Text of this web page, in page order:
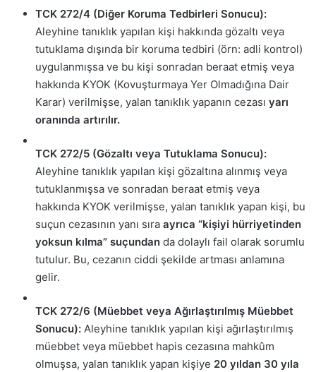
TCK 272/4 (Diğer Koruma Tedbirleri Sonucu):
Aleyhine tanıklık yapılan kişi hakkında gözaltı veya
tutuklama dışında bir koruma tedbiri (örn: adli kontrol)
uygulanmışsa ve bu kişi sonradan beraat etmiş veya
hakkında KYOK (Kovuşturmaya Yer Olmadığına Dair
Karar) verilmişse, yalan tanıklık yapanın cezası yarı
oranında artırılır.
TCK 272/5 (Gözaltı veya Tutuklama Sonucu):
Aleyhine tanıklık yapılan kişi gözaltına alınmış veya
tutuklanmışsa ve sonradan beraat etmiş veya
hakkında KYOK verilmişse, yalan tanıklık yapan kişi, bu
suçun cezasının yanı sıra ayrıca “kişiyi hürriyetinden
yoksun kılma” suçundan da dolaylı fail olarak sorumlu
tutulur. Bu, cezanın ciddi şekilde artması anlamına
gelir.
TCK 272/6 (Müebbet veya Ağırlaştırılmış Müebbet
Sonucu): Aleyhine tanıklık yapılan kişi ağırlaştırılmış
müebbet veya müebbet hapis cezasına mahkûm
olmuşsa, yalan tanıklık yapan kişiye 20 yıldan 30 yıla